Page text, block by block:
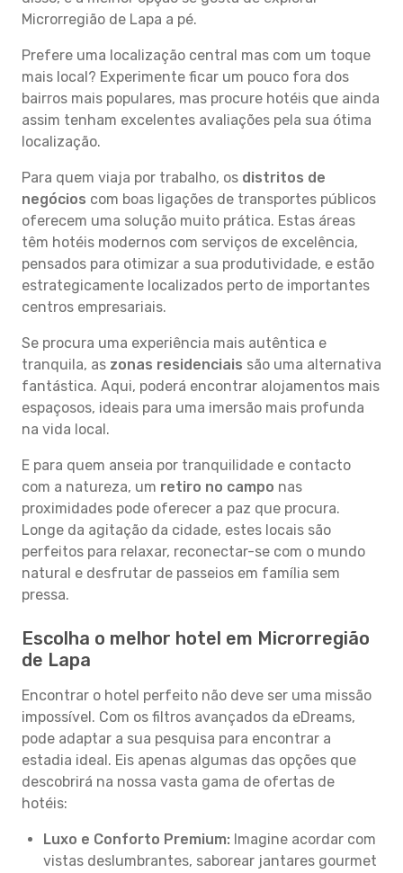
Microrregião de Lapa a pé.
Prefere uma localização central mas com um toque
mais local? Experimente ficar um pouco fora dos
bairros mais populares, mas procure hotéis que ainda
assim tenham excelentes avaliações pela sua ótima
localização.
Para quem viaja por trabalho, os distritos de
negócios com boas ligações de transportes públicos
oferecem uma solução muito prática. Estas áreas
têm hotéis modernos com serviços de excelência,
pensados para otimizar a sua produtividade, e estão
estrategicamente localizados perto de importantes
centros empresariais.
Se procura uma experiência mais autêntica e
tranquila, as zonas residenciais são uma alternativa
fantástica. Aqui, poderá encontrar alojamentos mais
espaçosos, ideais para uma imersão mais profunda
na vida local.
E para quem anseia por tranquilidade e contacto
com a natureza, um retiro no campo nas
proximidades pode oferecer a paz que procura.
Longe da agitação da cidade, estes locais são
perfeitos para relaxar, reconectar-se com o mundo
natural e desfrutar de passeios em família sem
pressa.
Escolha o melhor hotel em Microrregião
de Lapa
Encontrar o hotel perfeito não deve ser uma missão
impossível. Com os filtros avançados da eDreams,
pode adaptar a sua pesquisa para encontrar a
estadia ideal. Eis apenas algumas das opções que
descobrirá na nossa vasta gama de ofertas de
hotéis:
Luxo e Conforto Premium: Imagine acordar com
vistas deslumbrantes, saborear jantares gourmet